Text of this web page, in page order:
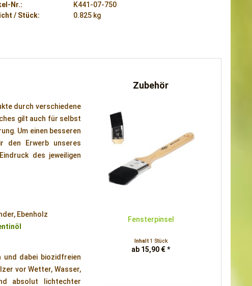
Nr.:
K441-07-750
/ Stück:
0.825 kg
durch verschiedene
gilt auch für selbst
Um einen besseren
den Erwerb unseres
des jeweiligen
Ebenholz
und dabei biozidfreien
vor Wetter, Wasser,
absolut lichtechter
Zubehör
Fensterpinsel
Inhalt 1 Stück
ab 15,90 € *